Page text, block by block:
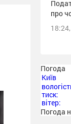
про
Погода
Київ
тиск:
вітер:
Погода